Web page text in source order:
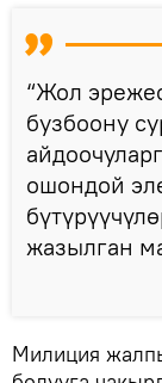
“Жол
бузбоону
ошондой
жазылган
Милиция